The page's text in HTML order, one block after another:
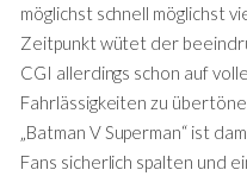
möglichst schnell möglichst
Zeitpunkt wütet der
CGI allerdings schon auf
Fahrlässigkeiten zu
„Batman V Superman“ ist
Fans sicherlich spalten und